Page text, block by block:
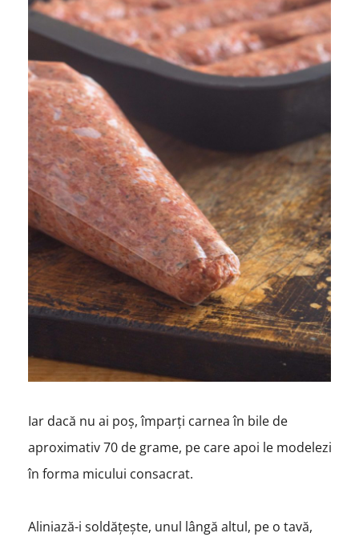
Iar dacă nu ai poș, împarți carnea în bile de
aproximativ 70 de grame, pe care apoi le modelezi
în forma micului consacrat.
Aliniază-i soldățește, unul lângă altul, pe o tavă,